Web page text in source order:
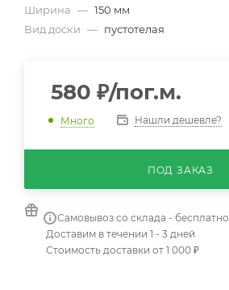
Ширина — 150 мм
Вид доски — пустотелая
580 ₽/пог.м.
Много Нашли дешевле?
ПОД ЗАКАЗ
Самовывоз со склада - бесплатно
Доставим в течении 1 - 3 дней
Стоимость доставки от 1 000 ₽